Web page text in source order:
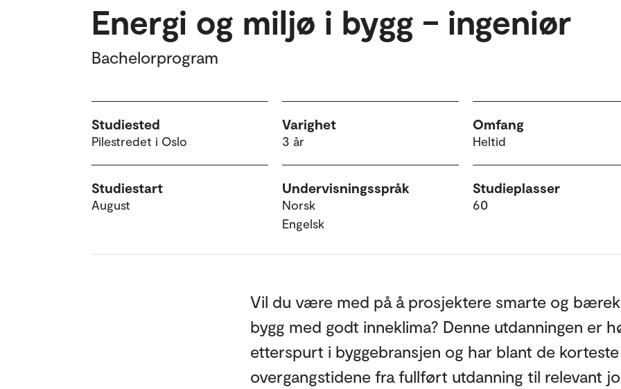
Energi og miljø i bygg – ingeniør
Bachelorprogram
Studiested
Pilestredet i Oslo
Varighet
3 år
Omfang
Heltid
Studiestart
August
Undervisningsspråk
Norsk
Engelsk
Studieplasser
60
Vil du være med på å prosjektere smarte og
bygg med godt inneklima? Denne utdanningen er
etterspurt i byggebransjen og har blant de korteste
overgangstidene fra fullført utdanning til relevant